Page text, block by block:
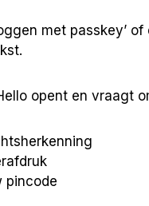
met passkey’
opent en vraagt
pincode